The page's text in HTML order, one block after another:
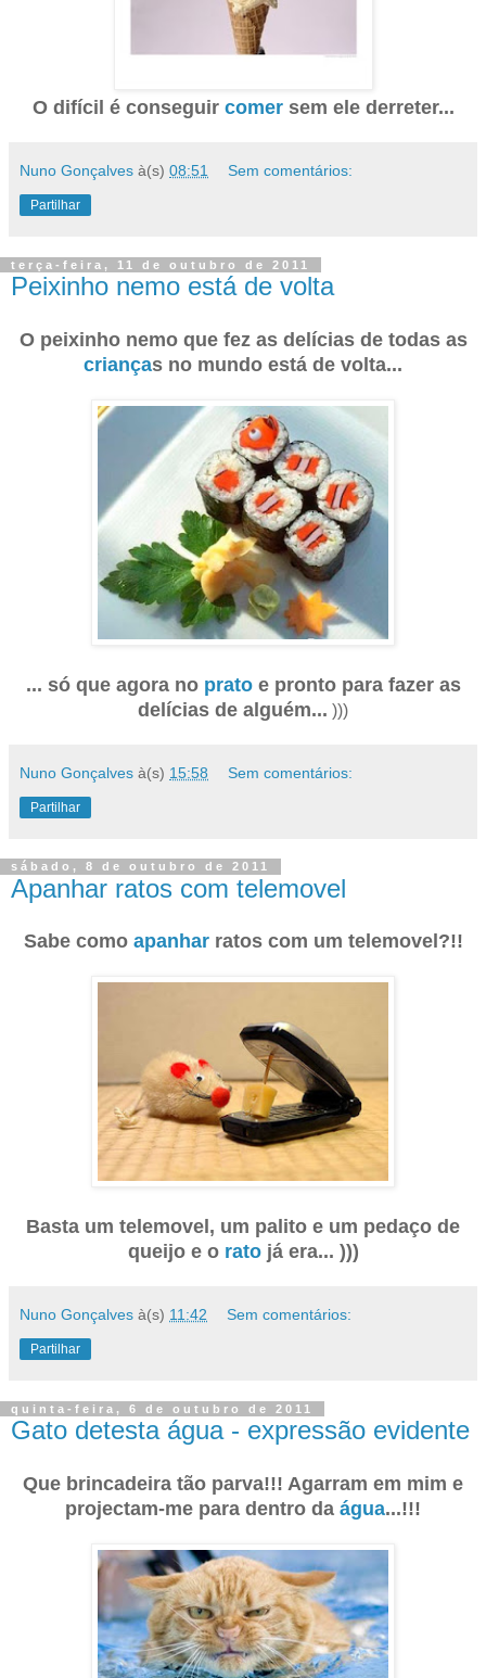
O difícil é conseguir comersem ele derreter. ..
Nuno Gonçalves à(s) 08:51 Sem comentários:
Partilhar
terça-feira, 11 de outubro de 2011
Peixinho nemo está de volta
O peixinho nemo que fez as delícias de todas as
crianças no mundo está de volta...
... só que agora no pratoe pronto para fazer as
delícias de alguém... )))
Nuno Gonçalves à(s) 15:58 Sem comentários:
Partilhar
sábado, 8 de outubro de 2011
Apanhar ratos com telemovel
Sabe como apanharratos com um telemovel?!!
Basta um telemovel, um palito e um pedaço de
queijo e o ratojá era... )))
Nuno Gonçalves à(s) 11:42 Sem comentários:
Partilhar
quinta-feira, 6 de outubro de 2011
Gato detesta água - expressão evidente
Que brincadeira tão parva!!! Agarram em mim e
projectam-me para dentro da água...!!!